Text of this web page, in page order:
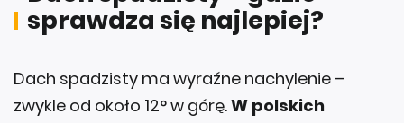
sprawdza się najlepiej?
Dach spadzisty ma wyraźne nachylenie –
zwykle od około 12° w górę.W polskich